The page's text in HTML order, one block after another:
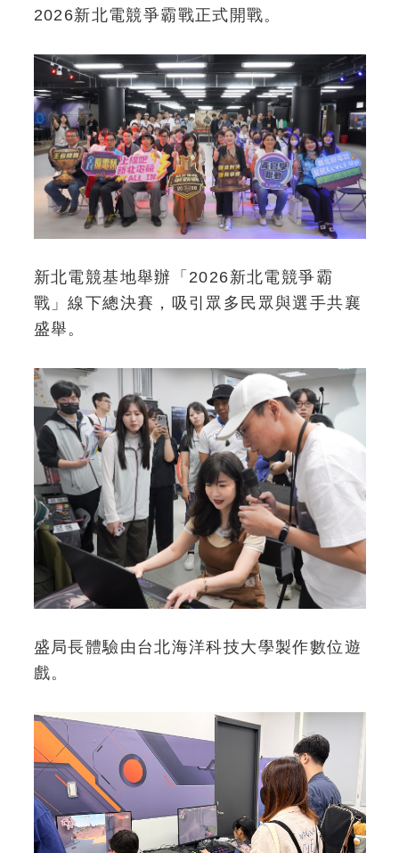
2026新北電競爭霸戰正式開戰。
新北電競基地舉辦「2026新北電競爭霸
戰」線下總決賽，吸引眾多民眾與選手共襄
盛舉。
盛局長體驗由台北海洋科技大學製作數位遊
戲。